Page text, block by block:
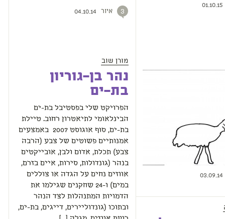
01.10.15
3 איור 04.10.14
03.09.14
מורן שוב
נהר בן-גוריון
בת-ים
הפרויקט שלי בפסטיבל בת-ים
הבינלאומי לתיאטרון רחוב. טיילת
בת-ים, סוף אוגוסט 2007 באמצעים
אמנותיים פשוטים של צבע (הרבה
צבע) תכלת, אדום ולבן, אובייקטים
בנהר (גונדולות, סירות, איים בזרם,
אווזים נחים על הגדה או צוללים
במים) ו-24 שחקנים שגילמו את
הדמויות המתנהלות לצד הנהר
ובתוכו (גונדוליירים, דייגים, בת-ים,